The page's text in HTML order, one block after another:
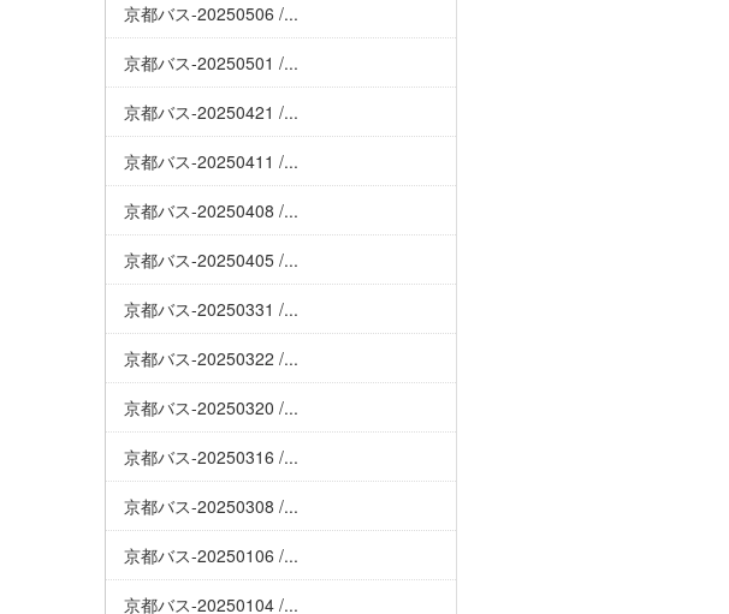
京都バス-20250506 /...
京都バス-20250501 /...
京都バス-20250421 /...
京都バス-20250411 /...
京都バス-20250408 /...
京都バス-20250405 /...
京都バス-20250331 /...
京都バス-20250322 /...
京都バス-20250320 /...
京都バス-20250316 /...
京都バス-20250308 /...
京都バス-20250106 /...
京都バス-20250104 /...